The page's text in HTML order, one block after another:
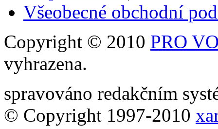
Všeobecné obchodní
Copyright © 2010 PRO
vyhrazena.
spravováno redakčním
© Copyright 1997-2010